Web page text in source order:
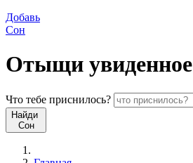
Добавь
Сон
Отыщи увиденное
Что тебе приснилось?
Найди
Сон